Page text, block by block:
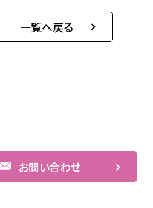
一覧へ戻る
お問い合わせ